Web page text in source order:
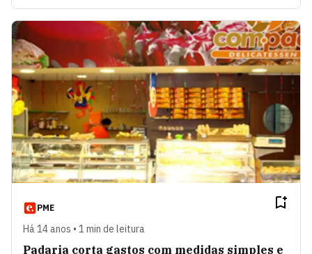
PME
Há 14 anos • 1 min de leitura
Padaria corta gastos com medidas simples e